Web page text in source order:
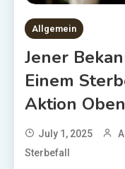
Allgemein
Jener
Einem
Aktion
July 1, 2025
Sterbefall